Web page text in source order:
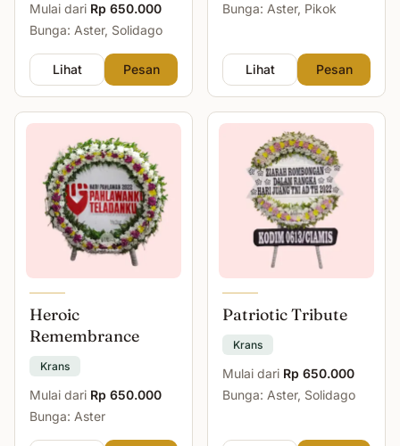
Mulai dari Rp 650.000
Bunga: Aster, Solidago
Lihat Pesan
Bunga: Aster, Pikok
Lihat Pesan
Heroic
Remembrance
Krans
Mulai dari Rp 650.000
Bunga: Aster
Patriotic Tribute
Krans
Mulai dari Rp 650.000
Bunga: Aster, Solidago